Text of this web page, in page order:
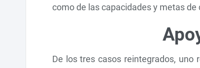
como de las capacidades y metas de
De los tres casos reintegrados, uno